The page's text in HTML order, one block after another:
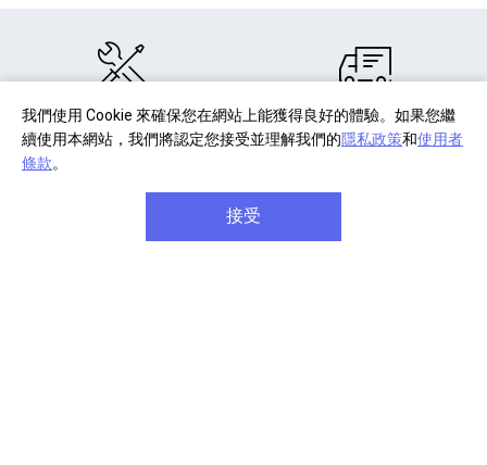
我們使用 Cookie 來確保您在網站上能獲得良好的體驗。如果您繼
續使用本網站，我們將認定您接受並理解我們的隱私政策和使用者
條款。
接受
部分商品註冊
享產品保固延長
單筆消費滿千
享免費宅配到府